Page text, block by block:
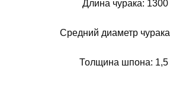
Длина чурака:
Средний диаметр
Толщина шпона: